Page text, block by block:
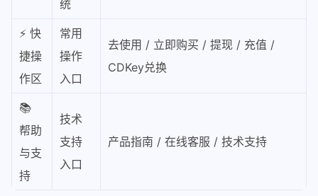
统
⚡ 快
捷操
作区
常用
操作
入口
去使用 / 立即购买 / 提现 / 充值 /
CDKey兑换
📚
帮助
与支
持
技术
支持
入口
产品指南 / 在线客服 / 技术支持